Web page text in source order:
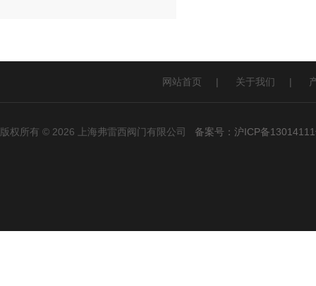
网站首页 | 关于我们 |
版权所有 © 2026 上海弗雷西阀门有限公司 备案号：沪ICP备